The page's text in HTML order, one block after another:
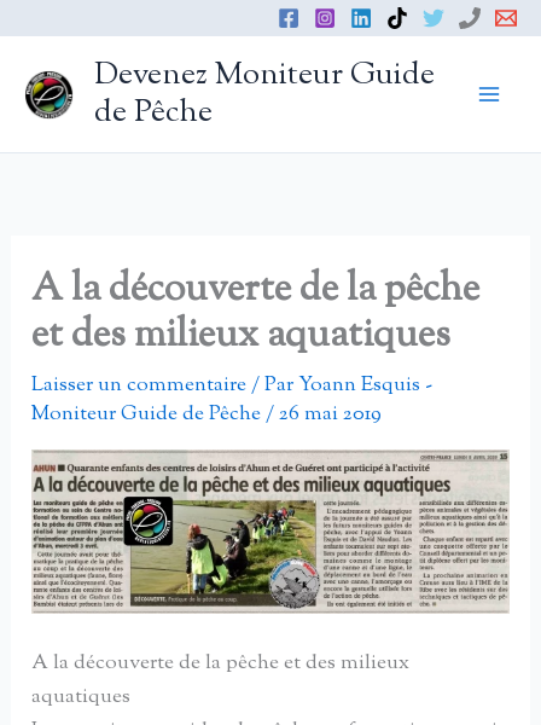
contenu
Devenez Moniteur Guide
de Pêche
A la découverte de la pêche
et des milieux aquatiques
Laisser un commentaire/ ParYoann Esquis -
Moniteur Guide de Pêche/26 mai 2019
A la découverte de la pêche et des milieux
aquatiques